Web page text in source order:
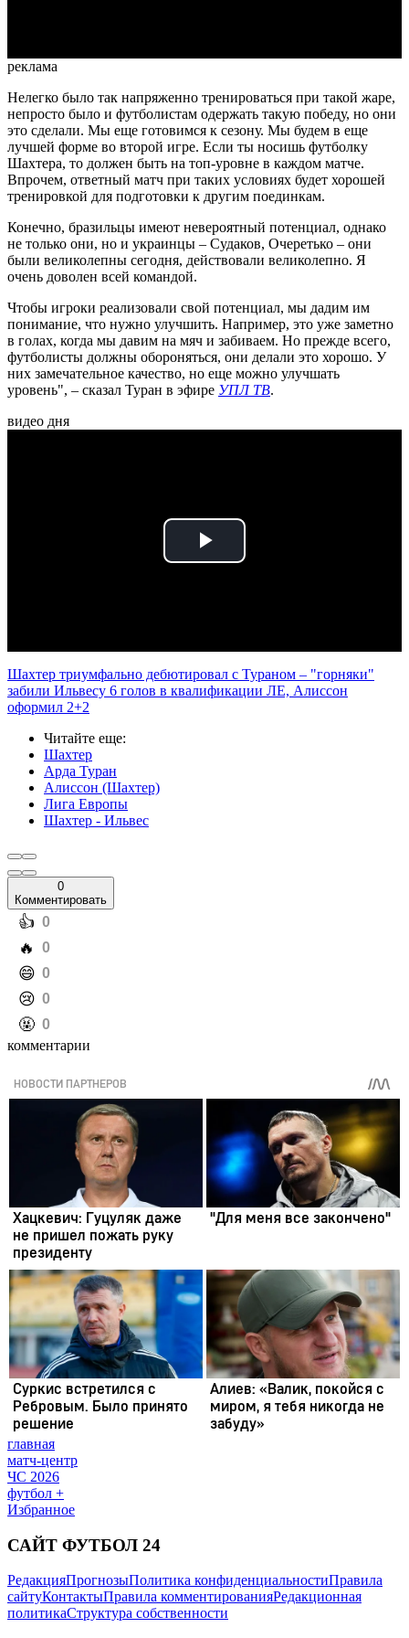
реклама
Нелегко было так напряженно тренироваться при такой жаре,
непросто было и футболистам одержать такую победу, но они
это сделали. Мы еще готовимся к сезону. Мы будем в еще
лучшей форме во второй игре. Если ты носишь футболку
Шахтера, то должен быть на топ-уровне в каждом матче.
Впрочем, ответный матч при таких условиях будет хорошей
тренировкой для подготовки к другим поединкам.
Конечно, бразильцы имеют невероятный потенциал, однако
не только они, но и украинцы – Судаков, Очеретько – они
были великолепны сегодня, действовали великолепно. Я
очень доволен всей командой.
Чтобы игроки реализовали свой потенциал, мы дадим им
понимание, что нужно улучшить. Например, это уже заметно
в голах, когда мы давим на мяч и забиваем. Но прежде всего,
футболисты должны обороняться, они делали это хорошо. У
них замечательное качество, но еще можно улучшать
уровень", – сказал Туран в эфире УПЛ ТВ.
видео дня
Play
Шахтер триумфально дебютировал с Тураном – "горняки"
забили Ильвесу 6 голов в квалификации ЛЕ, Алиссон
оформил 2+2
Читайте еще:
Шахтер
Арда Туран
Алиссон (Шахтер)
Лига Европы
Шахтер - Ильвес
0
Комментировать
️👍 0
️🔥 0
️😄 0
️😢 0
️🤬 0
комментарии
главная
матч-центр
ЧС 2026
футбол +
Избранное
САЙТ ФУТБОЛ 24
РедакцияПрогнозыПолитика конфиденциальностиПравила
сайтуКонтактыПравила комментированияРедакционная
политикаСтруктура собственности